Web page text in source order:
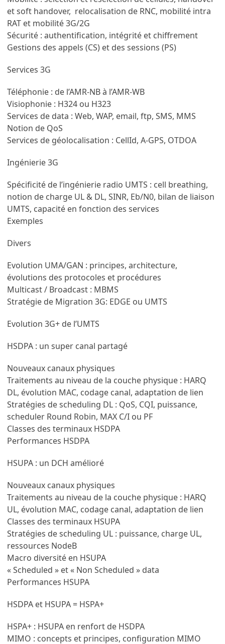
et soft handover, relocalisation de RNC, mobilité intra
RAT et mobilité 3G/2G
Sécurité : authentification, intégrité et chiffrement
Gestions des appels (CS) et des sessions (PS)
Services 3G
Téléphonie : de l’AMR-NB à l’AMR-WB
Visiophonie : H324 ou H323
Services de data : Web, WAP, email, ftp, SMS, MMS
Notion de QoS
Services de géolocalisation : CellId, A-GPS, OTDOA
Ingénierie 3G
Spécificité de l’ingénierie radio UMTS : cell breathing,
notion de charge UL & DL, SINR, Eb/N0, bilan de liaison
UMTS, capacité en fonction des services
Exemples
Divers
Evolution UMA/GAN : principes, architecture,
évolutions des protocoles et procédures
Multicast / Broadcast : MBMS
Stratégie de Migration 3G: EDGE ou UMTS
Evolution 3G+ de l’UMTS
HSDPA : un super canal partagé
Nouveaux canaux physiques
Traitements au niveau de la couche physique : HARQ
DL, évolution MAC, codage canal, adaptation de lien
Stratégies de scheduling DL : QoS, CQI, puissance,
scheduler Round Robin, MAX C/I ou PF
Classes des terminaux HSDPA
Performances HSDPA
HSUPA : un DCH amélioré
Nouveaux canaux physiques
Traitements au niveau de la couche physique : HARQ
UL, évolution MAC, codage canal, adaptation de lien
Classes des terminaux HSUPA
Stratégies de scheduling UL : puissance, charge UL,
ressources NodeB
Macro diversité en HSUPA
« Scheduled » et « Non Scheduled » data
Performances HSUPA
HSDPA et HSUPA = HSPA+
HSPA+ : HSUPA en renfort de HSDPA
MIMO : concepts et principes, configuration MIMO